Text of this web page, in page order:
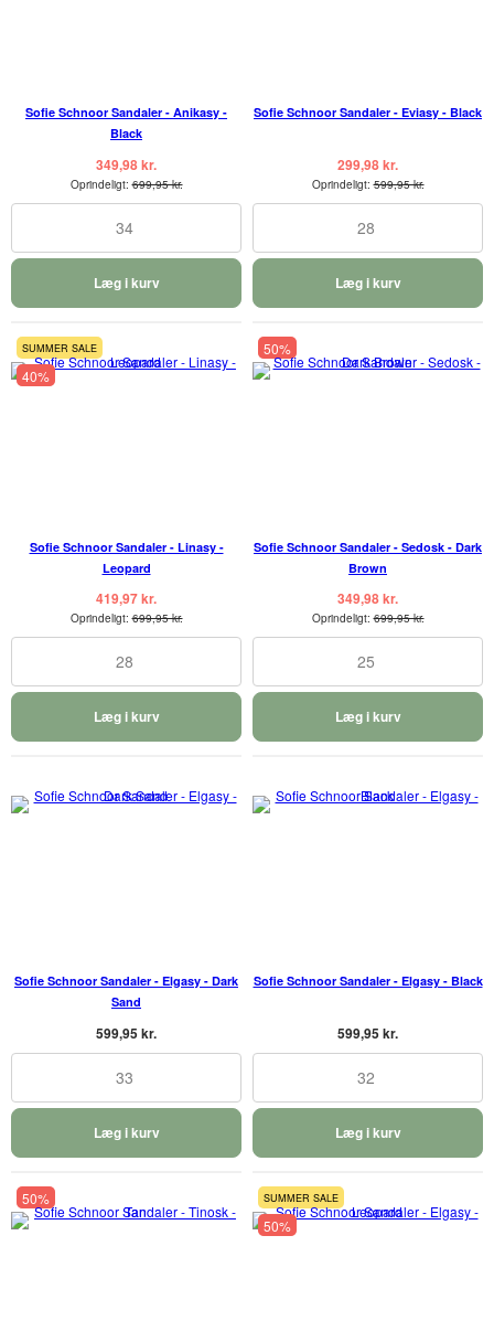
Sofie Schnoor Sandaler - Anikasy -
Black
349,98 kr.
Oprindeligt:699,95 kr.
34
Læg i kurv
Sofie Schnoor Sandaler - Eviasy - Black
299,98 kr.
Oprindeligt:599,95 kr.
28
Læg i kurv
SUMMER SALE
40%
Sofie Schnoor Sandaler - Linasy -
Leopard
419,97 kr.
Oprindeligt:699,95 kr.
28
Læg i kurv
50%
Sofie Schnoor Sandaler - Sedosk - Dark
Brown
349,98 kr.
Oprindeligt:699,95 kr.
25
Læg i kurv
Sofie Schnoor Sandaler - Elgasy - Dark
Sand
599,95 kr.
33
Læg i kurv
Sofie Schnoor Sandaler - Elgasy - Black
599,95 kr.
32
Læg i kurv
50% SUMMER SALE
50%